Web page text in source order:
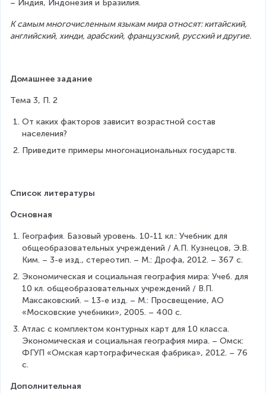
– Индия, Индонезия и Бразилия.
К самым многочисленным языкам мира относят: китайский,
английский, хинди, арабский, французский, русский и другие.
Домашнее задание
Тема 3, П. 2
От каких факторов зависит возрастной состав
населения?
Приведите примеры многонациональных государств.
Список литературы
Основная
География. Базовый уровень. 10-11 кл.: Учебник для
общеобразовательных учреждений / А.П. Кузнецов, Э.В.
Ким. – 3-е изд., стереотип. – М.: Дрофа, 2012. – 367 с.
Экономическая и социальная география мира: Учеб. для
10 кл. общеобразовательных учреждений / В.П.
Максаковский. – 13-е изд. – М.: Просвещение, АО
«Московские учебники», 2005. – 400 с.
Атлас с комплектом контурных карт для 10 класса.
Экономическая и социальная география мира. – Омск:
ФГУП «Омская картографическая фабрика», 2012. – 76
с.
Дополнительная